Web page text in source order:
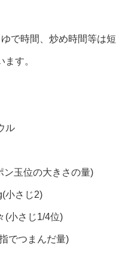
で時間、炒め時間等は短
す。
ル
玉位の大きさの量)
小さじ2)
小さじ1/4位)
でつまんだ量)